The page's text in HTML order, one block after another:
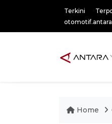
Terkini
Home